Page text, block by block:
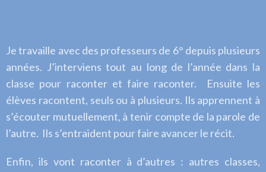
Je travaille avec des professeurs de 6° depuis plusieurs
années. J’interviens tout au long de l’année dans la
classe pour raconter et faire raconter. Ensuite les
élèves racontent, seuls ou à plusieurs. Ils apprennent à
s’écouter mutuellement, à tenir compte de la parole de
l’autre. Ils s’entraident pour faire avancer le récit.
Enfin, ils vont raconter à d’autres : autres classes,